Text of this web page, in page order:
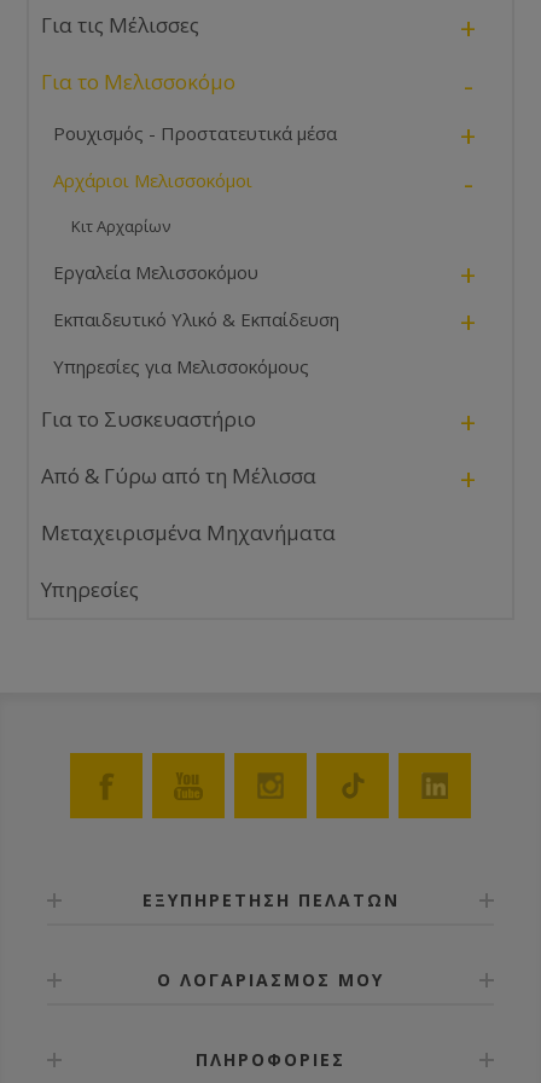
Για τις Μέλισσες +
Για το Μελισσοκόμο -
Ρουχισμός - Προστατευτικά μέσα +
Αρχάριοι Μελισσοκόμοι -
Κιτ Αρχαρίων
Εργαλεία Μελισσοκόμου +
Εκπαιδευτικό Υλικό & Εκπαίδευση +
Υπηρεσίες για Μελισσοκόμους
Για το Συσκευαστήριο +
Από & Γύρω από τη Μέλισσα +
Μεταχειρισμένα Μηχανήματα
Υπηρεσίες
ΕΞΥΠΗΡΕΤΗΣΗ ΠΕΛΑΤΩΝ
Ο ΛΟΓΑΡΙΑΣΜΟΣ ΜΟΥ
ΠΛΗΡΟΦΟΡΙΕΣ